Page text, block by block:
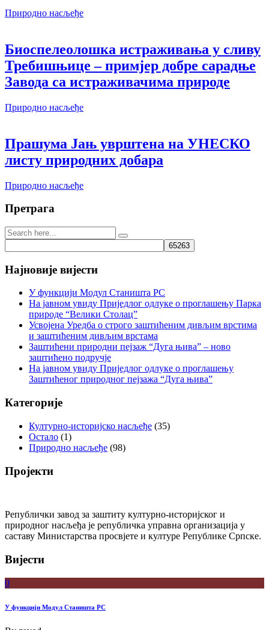
Природно насљеђе
Биоспелеолошка истраживања у сливу
Требишњице – примјер добре сарадње
Завода са истраживачима природе
Природно насљеђе
Прашума Јањ уврштена на УНЕСКО
листу природних добара
Природно насљеђе
Претрага
Најновије вијести
У функцији Модул Станишта РС
На јавном увиду Приједлог oдлуке о проглашењу Парка
природе “Велики Столац”
Усвојена Уредба о строго заштићеним дивљим врстима
и заштићеним дивљим врстама
Заштићени природни пејзаж “Дуга њива” – ново
заштићено подручје
На јавном увиду Приједлог oдлуке о проглашењу
Заштићеног природног пејзажа “Дуга њива”
Категорије
Културно-историјско насљеђе (35)
Остало (1)
Природно насљеђе (98)
Пројекти
Републички завод за заштиту културно-историјског и
природног насљеђа је републичка управна организација у
саставу Министарства просвјете и културе Републике Српске.
Вијести
0
У функцији Модул Станишта РС